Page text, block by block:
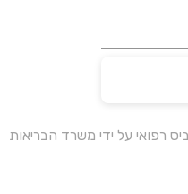
רפואי על ידי משרד הבריאות